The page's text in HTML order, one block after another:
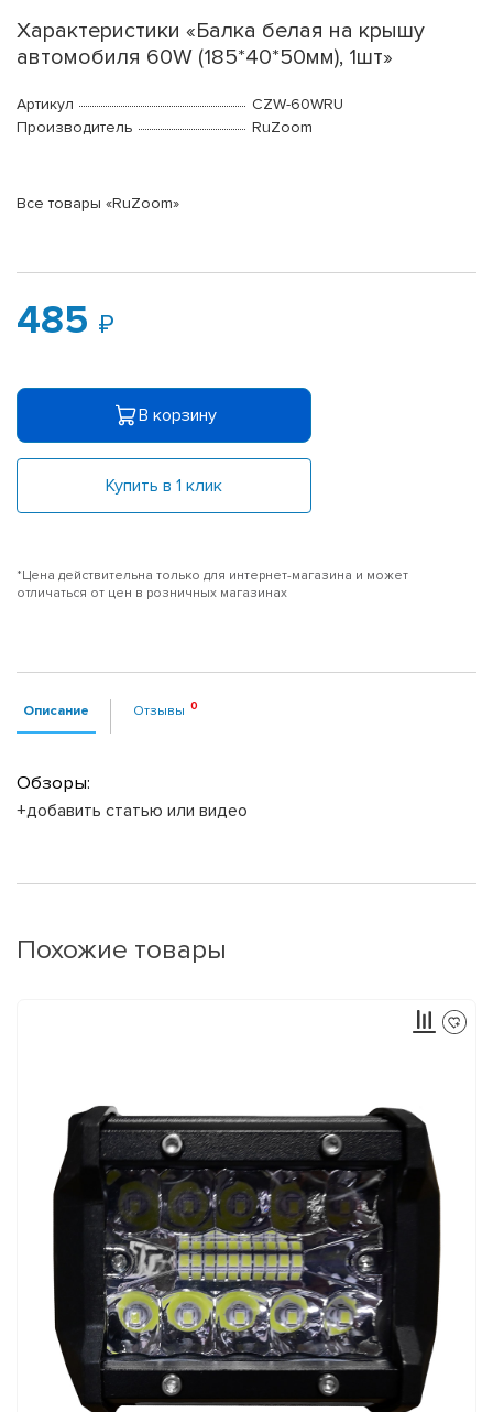
Характеристики «Балка белая на крышу
автомобиля 60W (185*40*50мм), 1шт»
Артикул
CZW-60WRU
Производитель
RuZoom
Все товары «RuZoom»
485
В корзину
Купить в 1 клик
*Цена действительна только для интернет-магазина и может
отличаться от цен в розничных магазинах
Описание Отзывы
Обзоры:
+добавить статью или видео
Похожие товары